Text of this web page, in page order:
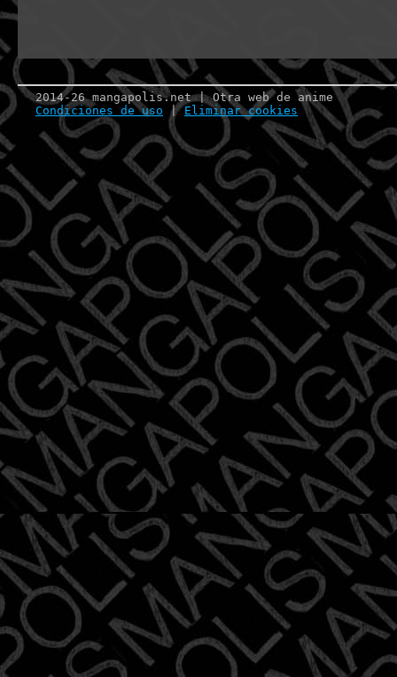
2014-26 mangapolis.net | Otra web de anime
Condiciones de uso |Eliminar cookies